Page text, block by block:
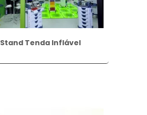
Stand Tenda Inflável